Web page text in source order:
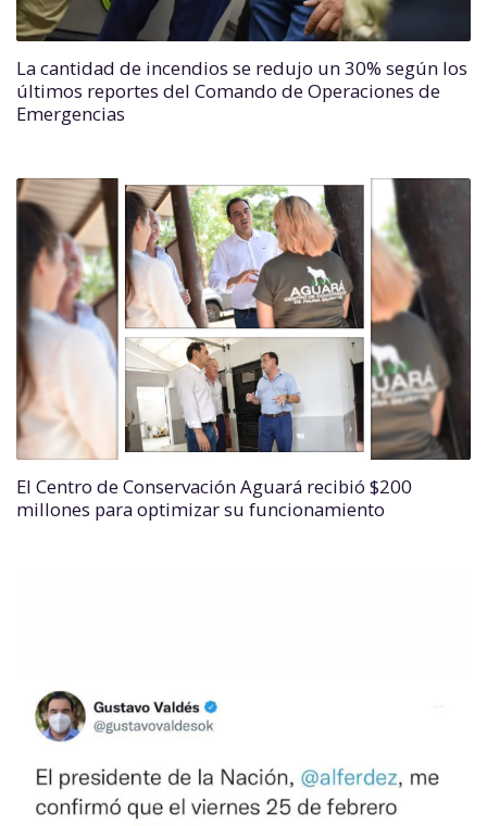
La cantidad de incendios se redujo un 30% según los
últimos reportes del Comando de Operaciones de
Emergencias
El Centro de Conservación Aguará recibió $200
millones para optimizar su funcionamiento